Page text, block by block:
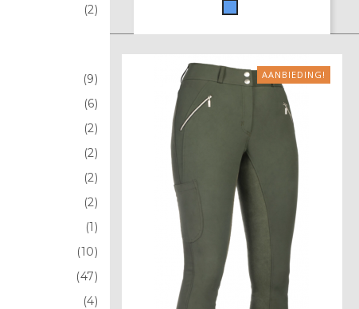
(2)
(9)
(6)
(2)
(2)
(2)
(2)
(1)
(10)
(47)
(4)
Blauw
AANBIEDING!